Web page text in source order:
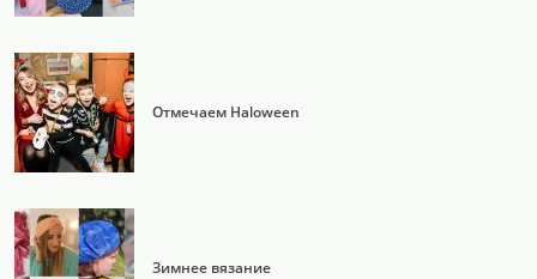
Отмечаем Haloween
Зимнее вязание